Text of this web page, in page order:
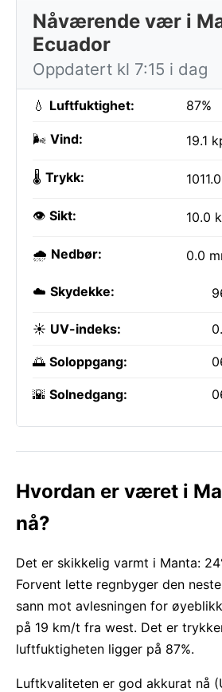
Nåværende vær i
Ecuador
Oppdatert kl 7:15 i dag
💧 Luftfuktighet: 87%
🌬️ Vind: 19.1
🌡️ Trykk:
👁️ Sikt: 10.0
🌧️ Nedbør: 0.0
☁️ Skydekke:
☀️ UV-indeks:
🌅 Soloppgang:
🌇 Solnedgang:
Hvordan er været i
nå?
Det er skikkelig varmt i Manta:
Forvent lette regnbyger den
sann mot avlesningen for
på 19 km/t fra west. Det er
luftfuktigheten ligger på 87%.
Luftkvaliteten er god akkurat nå